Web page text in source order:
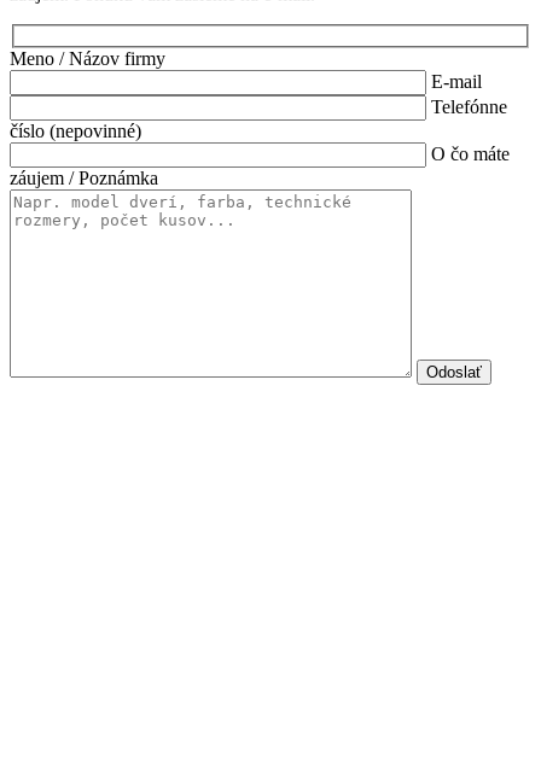
Meno / Názov firmy
E-mail
Telefónne
číslo (nepovinné)
O čo máte
záujem / Poznámka